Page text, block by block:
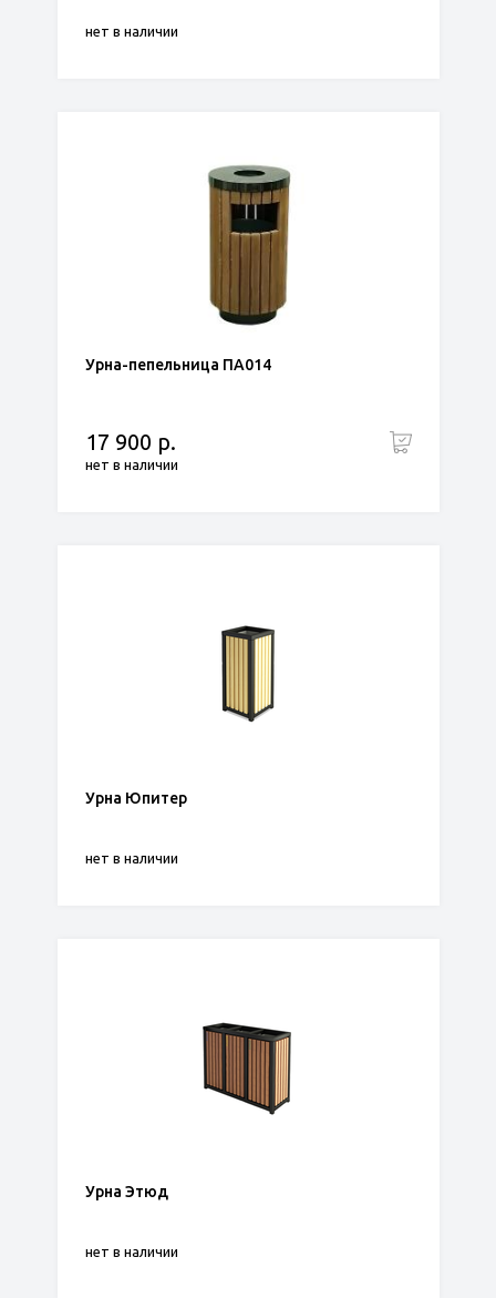
нет в наличии
Урна-пепельница ПА014
17 900 р.
нет в наличии
Урна Юпитер
нет в наличии
Урна Этюд
нет в наличии